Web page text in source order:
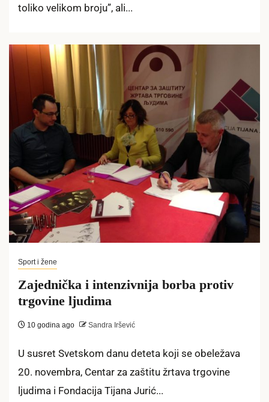
toliko velikom broju”, ali...
Sport i žene
Zajednička i intenzivnija borba protiv
trgovine ljudima
10 godina ago Sandra Iršević
U susret Svetskom danu deteta koji se obeležava
20. novembra, Centar za zaštitu žrtava trgovine
ljudima i Fondacija Tijana Jurić...